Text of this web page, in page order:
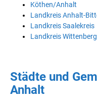
Köthen/Anhalt
Landkreis Anhalt-
Landkreis Saalekreis
Landkreis Wittenberg
Städte und
Anhalt